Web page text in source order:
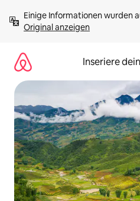
Inhalten
springenOriginal anzeigen
Inseriere